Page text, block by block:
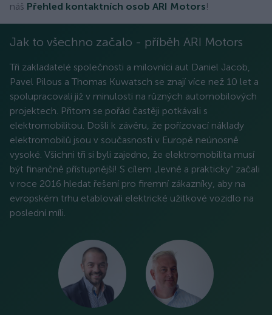
náš Přehled kontaktních osob ARI Motors!
Jak to všechno začalo - příběh ARI Motors
Tři zakladatelé společnosti a milovníci aut Daniel Jacob,
Pavel Pilous a Thomas Kuwatsch se znají více než 10 let a
spolupracovali již v minulosti na různých automobilových
projektech. Přitom se pořád častěji potkávali s
elektromobilitou. Došli k závěru, že pořízovací náklady
elektromobilů jsou v současnosti v Europě neúnosně
vysoké. Všichni tři si byli zajedno, že elektromobilita musí
být finančně přístupnější! S cílem „levně a prakticky“ začali
v roce 2016 hledat řešení pro firemní zákazníky, aby na
evropském trhu etablovali elektrické užitkové vozidlo na
poslední míli.